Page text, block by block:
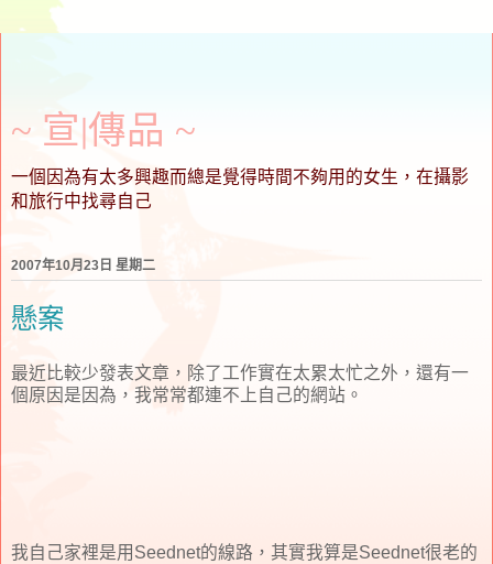
~ 宣∣傳品 ~
一個因為有太多興趣而總是覺得時間不夠用的女生，在攝影
和旅行中找尋自己
2007年10月23日 星期二
懸案
最近比較少發表文章，除了工作實在太累太忙之外，還有一
個原因是因為，我常常都連不上自己的網站。
我自己家裡是用Seednet的線路，其實我算是Seednet很老的